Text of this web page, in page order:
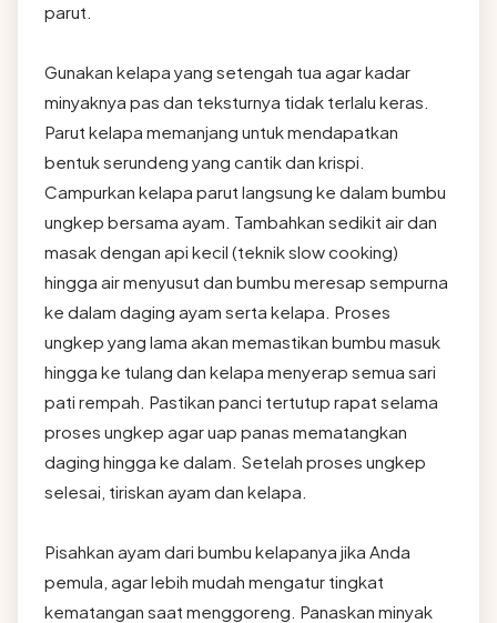
parut.
Gunakan kelapa yang setengah tua agar kadar
minyaknya pas dan teksturnya tidak terlalu keras.
Parut kelapa memanjang untuk mendapatkan
bentuk serundeng yang cantik dan krispi.
Campurkan kelapa parut langsung ke dalam bumbu
ungkep bersama ayam. Tambahkan sedikit air dan
masak dengan api kecil (teknik slow cooking)
hingga air menyusut dan bumbu meresap sempurna
ke dalam daging ayam serta kelapa. Proses
ungkep yang lama akan memastikan bumbu masuk
hingga ke tulang dan kelapa menyerap semua sari
pati rempah. Pastikan panci tertutup rapat selama
proses ungkep agar uap panas mematangkan
daging hingga ke dalam. Setelah proses ungkep
selesai, tiriskan ayam dan kelapa.
Pisahkan ayam dari bumbu kelapanya jika Anda
pemula, agar lebih mudah mengatur tingkat
kematangan saat menggoreng. Panaskan minyak